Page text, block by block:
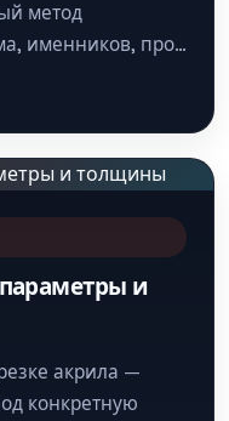
метод
именников, проб
и
акрила —
конкретную